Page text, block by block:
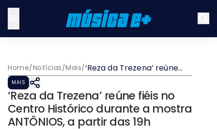
Home/Notícias/Mais/‘Reza da Trezena’ reúne
fiéis no Centro Histórico
ANTÔNIOS, a partir das 19h
MAIS
‘Reza da Trezena’ reúne fiéis no
Centro Histórico durante a mostra
ANTÔNIOS, a partir das 19h